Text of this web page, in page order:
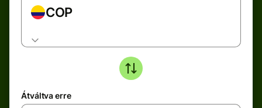
COP
Átváltva erre